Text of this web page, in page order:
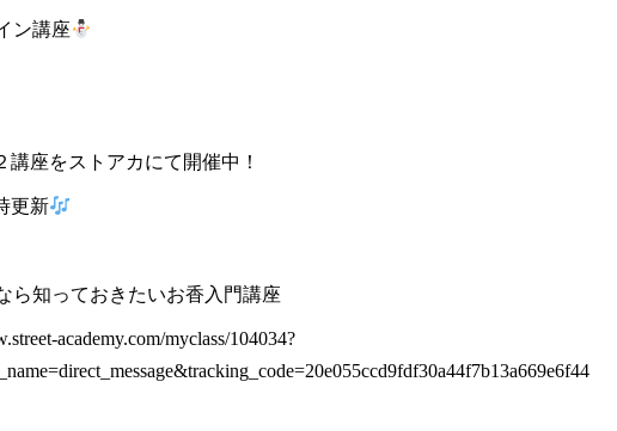
ン講座
講座をストアカにて開催中！
更新
ら知っておきたいお香入門講座
academy.com/myclass/104034?